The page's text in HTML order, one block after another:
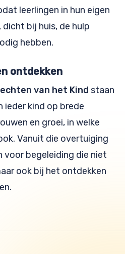
leerlingen in hun eigen
bij huis, de hulp
hebben.
ontdekken
van het Kind staan
ieder kind op brede
en groei, in welke
Vanuit die overtuiging
voor begeleiding die niet
ook bij het ontdekken